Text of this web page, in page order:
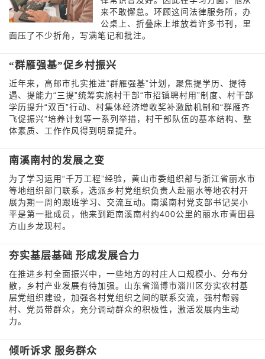
来不敢懈怠。环顾这间法律服务所，办
公桌上、折叠床上堆放着许多书刊，里
面压了不少折角，写满笔记和批注。
“群雁强基”促乡村振兴
近年来，高邮市扎实推进“群雁强基”计划，聚焦提学历、提待
遇、提能力“三提”统筹实施村干部“市招镇聘村用”制度、村干部
学历提升“双百”行动、村集体经济增收奖补激励机制和“群雁齐
飞促振兴”培养计划等一系列举措，村干部队伍的基本结构、整
体素质、工作作风得到明显提升。
南溪南村的发展之变
为了学习运用“千万工程”经验，黄山市委组织部与浙江省丽水市
等地组织部门联系，选派乡村党组织负责人赴丽水等地农村开
展为期一周的跟班学习、交流互动。南溪南村党支部书记吴小
平是第一批成员，他来到距南溪南村约400公里的丽水市青田县
方山乡龙现村。
夯实基层基础 形成发展合力
在推进乡村全面振兴中，一些地方的村庄人口规模小、分布分
散，乡村产业发展有待加强。山东省淄博市淄川区夯实农村基
层党组织建设，加强各村党组织之间的联系交流，强村帮弱
村、党员带群众，充分调动群众的积极性，激活发展内生动
力。
倾听诉求 服务群众